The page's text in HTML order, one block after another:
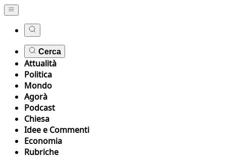
Cerca
Attualità
Politica
Mondo
Agorà
Podcast
Chiesa
Idee e Commenti
Economia
Rubriche